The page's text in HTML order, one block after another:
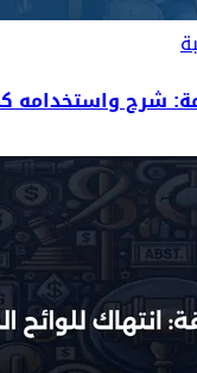
شرح واستخدامه